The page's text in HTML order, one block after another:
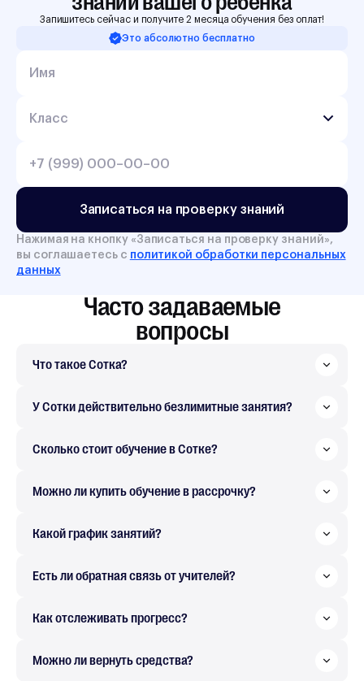
Запишитесь сейчас и получите 2 месяца обучения без оплат!
Это абсолютно бесплатно
Записаться на проверку знаний
Нажимая на кнопку «Записаться на проверку знаний»,
вы соглашаетесь с политикой обработки персональных
данных
Часто задаваемые
вопросы
Что такое Сотка?
У Сотки действительно безлимитные занятия?
Сколько стоит обучение в Сотке?
Можно ли купить обучение в рассрочку?
Какой график занятий?
Есть ли обратная связь от учителей?
Как отслеживать прогресс?
Можно ли вернуть средства?